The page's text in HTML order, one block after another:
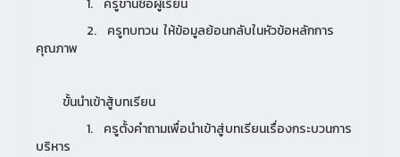
1. ครูขานชื่อผู้เรียน
2. ครูทบทวน ให้ข้อมูลย้อนกลับในหัวข้อหลักการ
คุณภาพ
ขั้นนำเข้าสู้บทเรียน
1. ครูตั้งคำถามเพื่อนำเข้าสู่บทเรียนเรื่องกระบวนการ
บริหาร